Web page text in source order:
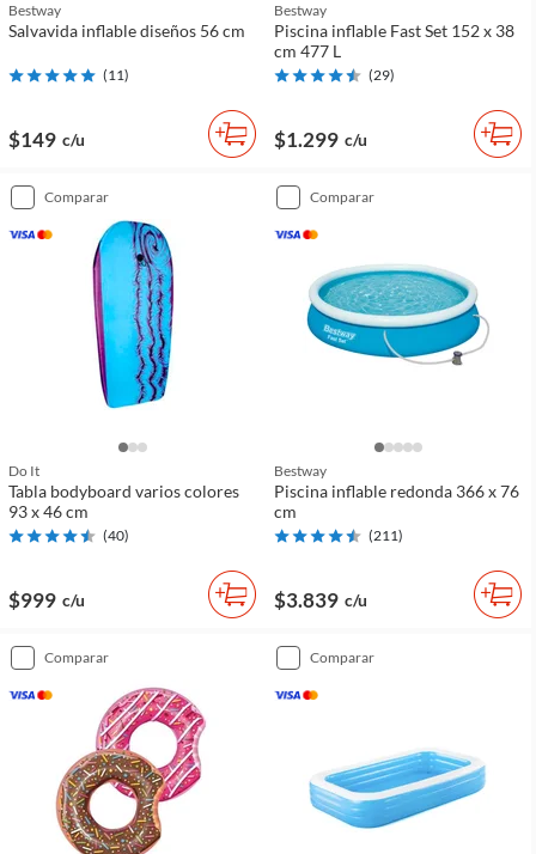
Bestway
Salvavida inflable diseños 56 cm
(11)
$149 c/u
Bestway
Piscina inflable Fast Set 152 x 38
cm 477 L
(29)
$1.299 c/u
comparar
Do It
Tabla bodyboard varios colores
93 x 46 cm
(40)
$999 c/u
comparar
Bestway
Piscina inflable redonda 366 x 76
cm
(211)
$3.839 c/u
comparar comparar